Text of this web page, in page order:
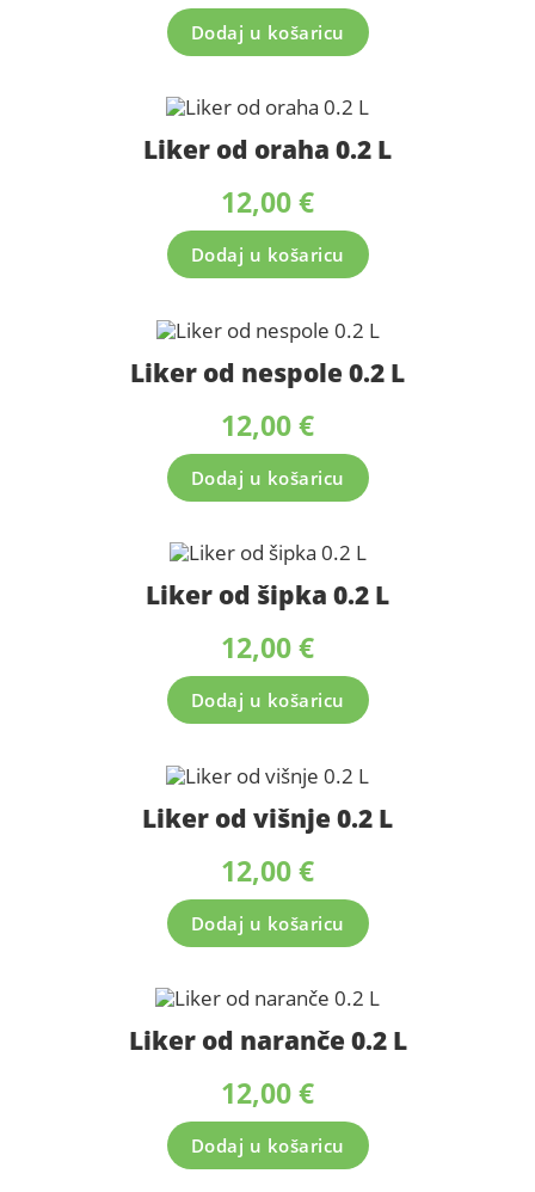
Dodaj u košaricu
Liker od oraha 0.2 L
12,00€
Dodaj u košaricu
Liker od nespole 0.2 L
12,00€
Dodaj u košaricu
Liker od šipka 0.2 L
12,00€
Dodaj u košaricu
Liker od višnje 0.2 L
12,00€
Dodaj u košaricu
Liker od naranče 0.2 L
12,00€
Dodaj u košaricu